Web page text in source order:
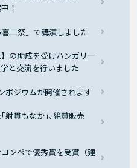
！
二祭」で講演しました
の助成を受けハンガリー
と交流を行いました
ポジウムが開催されます
射貫もなか｣､絶賛販売
ンペで優秀賞を受賞（建